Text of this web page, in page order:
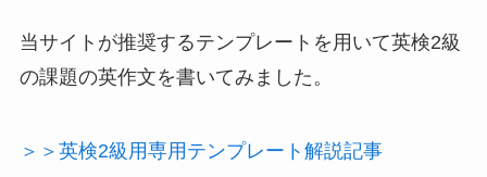
当サイトが推奨するテンプレートを用いて英検2級
の課題の英作文を書いてみました。
＞＞英検2級用専用テンプレート解説記事